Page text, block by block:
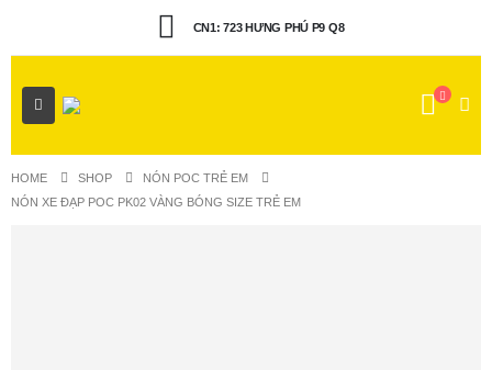
CN1: 723 HƯNG PHÚ P9 Q8
HOME SHOP
NÓN POC TRẺ EM
NÓN XE ĐẠP POC PK02 VÀNG BÓNG SIZE TRẺ EM